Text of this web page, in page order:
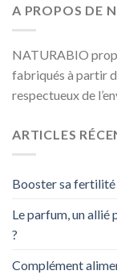
A PROPOS DE
NATURABIO
fabriqués à partir
respectueux de
ARTICLES
Booster sa
Le parfum, un allié
?
Complément